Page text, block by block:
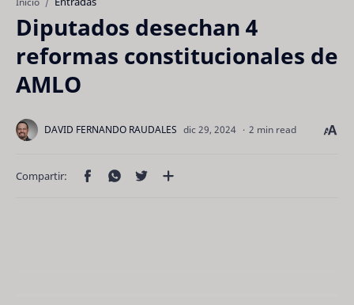
Diputados desechan 4
reformas constitucionales de
AMLO
2 min read